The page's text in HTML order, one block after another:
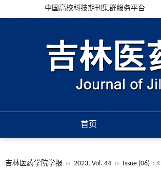
中国高校科技期刊集群服务平台
首页
吉林医药学院学报 ›› 2023, Vol. 44 ›› Issue (06) :